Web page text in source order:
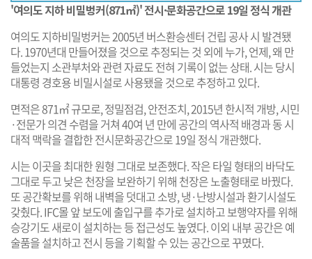
'여의도 지하 비밀벙커(871㎡)' 전시·문화공간으로 19일 정식 개관
여의도 지하비밀벙커는 2005년 버스환승센터 건립 공사 시 발견됐
다. 1970년대 만들어졌을 것으로 추정되는 것 외에 누가, 언제, 왜 만
들었는지 소관부처와 관련 자료도 전혀 기록이 없는 상태. 시는 당시
대통령 경호용 비밀시설로 사용됐을 것으로 추정하고 있다.
면적은 871㎡ 규모로, 정밀점검, 안전조치, 2015년 한시적 개방, 시민
·전문가 의견 수렴을 거쳐 40여 년 만에 공간의 역사적 배경과 동 시
대적 맥락을 결합한 전시문화공간으로 19일 정식 개관했다.
시는 이곳을 최대한 원형 그대로 보존했다. 작은 타일 형태의 바닥도
그대로 두고 낮은 천장을 보완하기 위해 천장은 노출형태로 바꿨다.
또 공간확보를 위해 내벽을 덧대고 소방, 냉·난방시설과 환기시설도
갖췄다. IFC몰 앞 보도에 출입구를 추가로 설치하고 보행약자를 위해
승강기도 새로이 설치하는 등 접근성도 높였다. 이외 내부 공간은 예
술품을 설치하고 전시 등을 기획할 수 있는 공간으로 꾸몄다.